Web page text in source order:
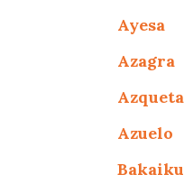
Ayesa
Azagra
Azqueta
Azuelo
Bakaiku